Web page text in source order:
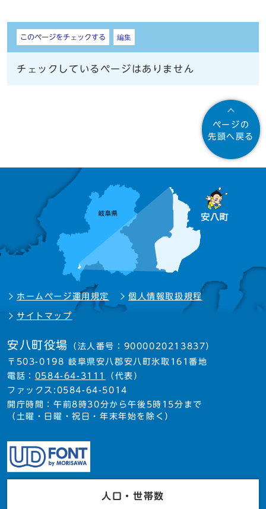
しおり
このページをチェックする 編集
チェックしているページはありません
ページの
先頭へ戻る
ホームページ運用規定 個人情報取扱規程
サイトマップ
安八町役場 （法人番号：9000020213837）
〒503-0198 岐阜県安八郡安八町氷取161番地
電話： 0584-64-3111
（代表）
ファックス:0584-64-5014
開庁時間：午前8時30分から午後5時15分まで
（土曜・日曜・祝日・年末年始を除く）
人口・世帯数